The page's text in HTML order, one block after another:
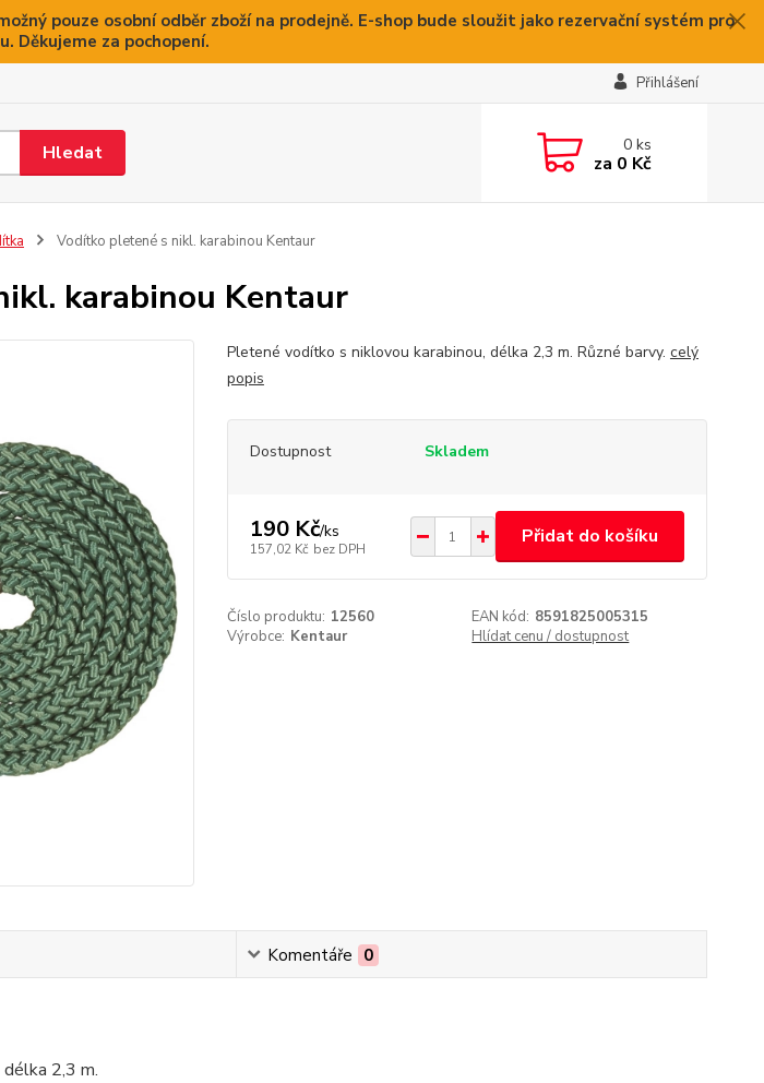
pouze osobní odběr zboží na prodejně. E-shop bude sloužit jako rezervační systém pro
Děkujeme za pochopení.
Přihlášení
Hledat 0ks
za 0 Kč
Vodítko pletené s nikl. karabinou Kentaur
karabinou Kentaur
Pletené vodítko s niklovou karabinou, délka 2,3 m. Různé barvy. celý
popis
Dostupnost Skladem
190 Kč/ks
157,02 Kč bez DPH
Přidat do košíku
Číslo produktu: 12560 EAN kód: 8591825005315
Výrobce: Kentaur Hlídat cenu / dostupnost
Komentáře 0
2,3 m.